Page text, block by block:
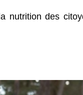
nutrition des